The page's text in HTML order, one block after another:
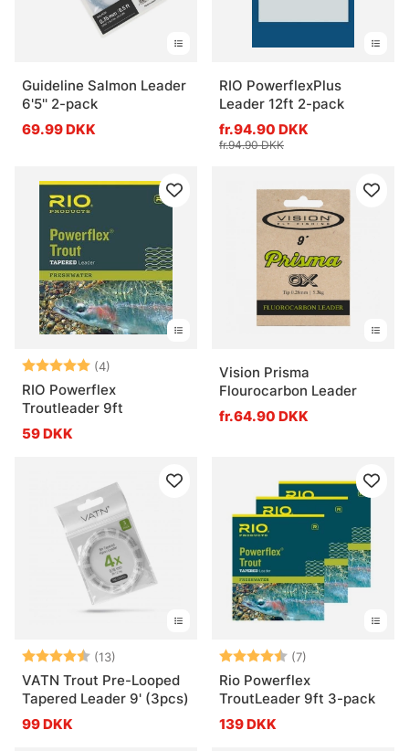
Guideline Salmon Leader
6'5'' 2-pack
69.99 DKK
RIO PowerflexPlus
Leader 12ft 2-pack
fr.94.90 DKK
fr.94.90 DKK
Vurdering: (4)
5.0 ud af 5 stjerner
RIO Powerflex
Troutleader 9ft
59 DKK
Vision Prisma
Flourocarbon Leader
fr.64.90 DKK
Vurdering: (13)
4.8 ud af 5 stjerner
VATN Trout Pre-Looped
Tapered Leader 9' (3pcs)
99 DKK
Vurdering: (7)
Rio Powerflex
TroutLeader 9ft 3-pack
139 DKK